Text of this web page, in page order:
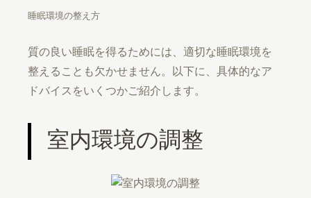
睡眠環境の整え方
質の良い睡眠を得るためには、適切な睡眠環境を
整えることも欠かせません。以下に、具体的なア
ドバイスをいくつかご紹介します。
室内環境の調整